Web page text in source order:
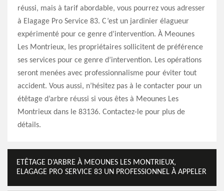
réussi, mais à tarif abordable, vous pourrez vous adresser
à Elagage Pro Service 83. C’est un jardinier élagueur
expérimenté pour ce genre d’intervention. À Meounes
Les Montrieux, les propriétaires sollicitent de préférence
ses services pour ce genre d’intervention. Les opérations
seront menées avec professionnalisme pour éviter tout
accident. Vous aussi, n’hésitez pas à le contacter pour un
étêtage d’arbre réussi si vous êtes à Meounes Les
Montrieux dans le 83136. Contactez-le pour plus de
détails.
ETÊTAGE D’ARBRE À MEOUNES LES MONTRIEUX,
ELAGAGE PRO SERVICE 83 UN PROFESSIONNEL À APPELER